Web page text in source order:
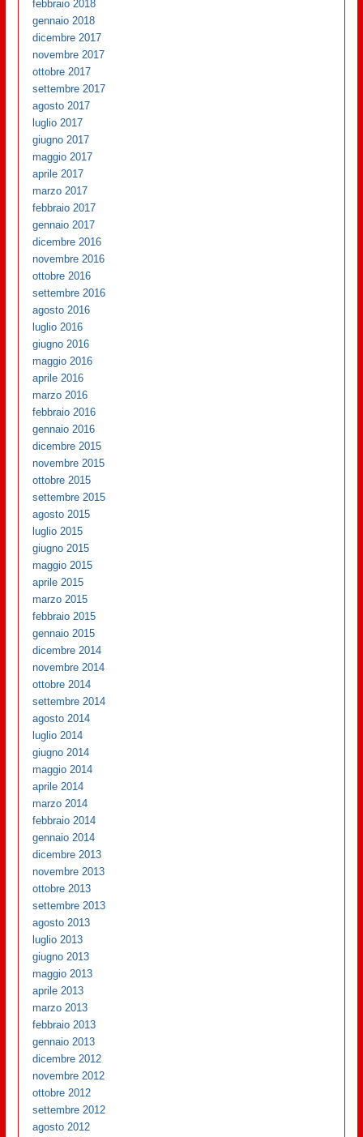
febbraio 2018
gennaio 2018
dicembre 2017
novembre 2017
ottobre 2017
settembre 2017
agosto 2017
luglio 2017
giugno 2017
maggio 2017
aprile 2017
marzo 2017
febbraio 2017
gennaio 2017
dicembre 2016
novembre 2016
ottobre 2016
settembre 2016
agosto 2016
luglio 2016
giugno 2016
maggio 2016
aprile 2016
marzo 2016
febbraio 2016
gennaio 2016
dicembre 2015
novembre 2015
ottobre 2015
settembre 2015
agosto 2015
luglio 2015
giugno 2015
maggio 2015
aprile 2015
marzo 2015
febbraio 2015
gennaio 2015
dicembre 2014
novembre 2014
ottobre 2014
settembre 2014
agosto 2014
luglio 2014
giugno 2014
maggio 2014
aprile 2014
marzo 2014
febbraio 2014
gennaio 2014
dicembre 2013
novembre 2013
ottobre 2013
settembre 2013
agosto 2013
luglio 2013
giugno 2013
maggio 2013
aprile 2013
marzo 2013
febbraio 2013
gennaio 2013
dicembre 2012
novembre 2012
ottobre 2012
settembre 2012
agosto 2012